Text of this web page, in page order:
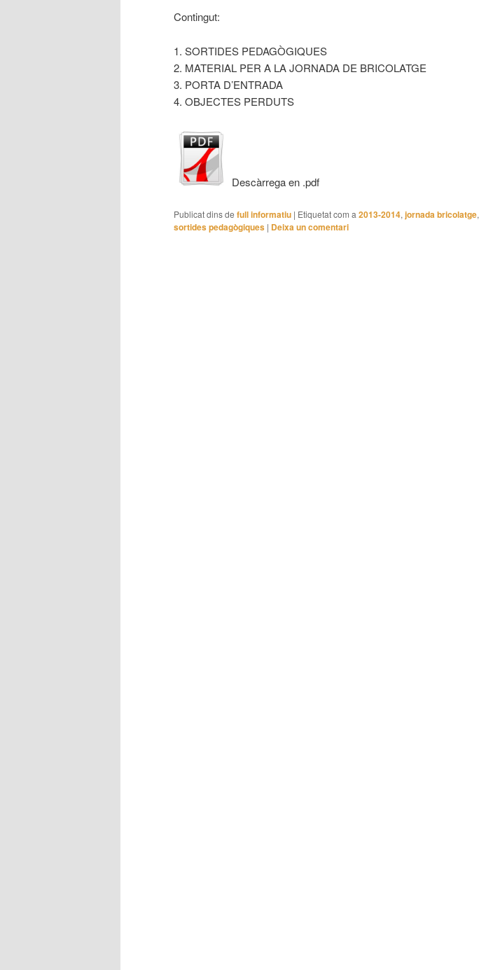
Contingut:
1. SORTIDES PEDAGÒGIQUES
2. MATERIAL PER A LA JORNADA DE BRICOLATGE
3. PORTA D’ENTRADA
4. OBJECTES PERDUTS
Descàrrega en .pdf
Publicat dins de full informatiu | Etiquetat com a 2013-2014, jornada bricolatge,
sortides pedagògiques | Deixa un comentari